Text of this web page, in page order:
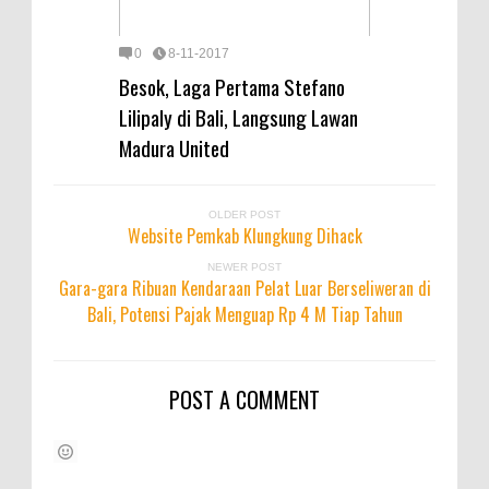
0 8-11-2017
Besok, Laga Pertama Stefano
Lilipaly di Bali, Langsung Lawan
Madura United
OLDER POST
Website Pemkab Klungkung Dihack
NEWER POST
Gara-gara Ribuan Kendaraan Pelat Luar Berseliweran di
Bali, Potensi Pajak Menguap Rp 4 M Tiap Tahun
POST A COMMENT